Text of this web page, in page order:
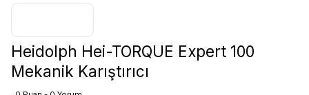
Heidolph Hei-TORQUE Expert 100
Mekanik Karıştırıcı